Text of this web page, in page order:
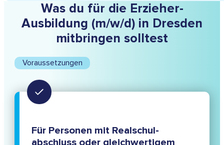
Was du für die Erzieher-
Ausbildung (m/w/d) in Dresden
mitbringen solltest
Voraussetzungen
Für Personen mit Realschul­
abschluss oder gleichwertigem